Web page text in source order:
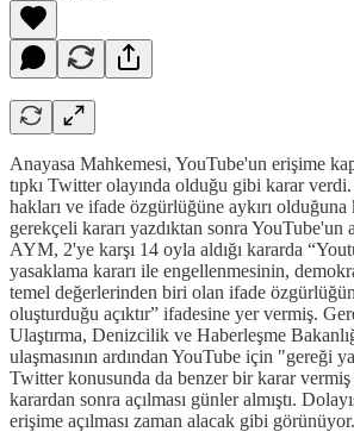
Anayasa Mahkemesi, YouTube'un erişime
tıpkı Twitter olayında olduğu gibi karar
hakları ve ifade özgürlüğüne aykırı
gerekçeli kararı yazdıktan sonra YouTube'un
AYM, 2'ye karşı 14 oyla aldığı kararda
yasaklama kararı ile engellenmesinin,
temel değerlerinden biri olan ifade
oluşturduğu açıktır” ifadesine yer vermiş.
Ulaştırma, Denizcilik ve Haberleşme
ulaşmasının ardından YouTube için "gereği
Twitter konusunda da benzer bir karar
karardan sonra açılması günler almıştı.
erişime açılması zaman alacak gibi görünüyor.